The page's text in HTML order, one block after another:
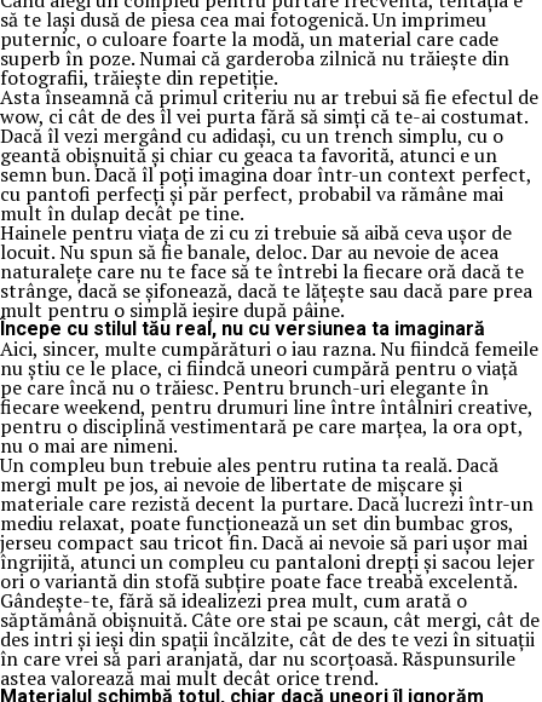
să te lași dusă de piesa cea mai fotogenică. Un imprimeu
puternic, o culoare foarte la modă, un material care cade
superb în poze. Numai că garderoba zilnică nu trăiește din
fotografii, trăiește din repetiție.
Asta înseamnă că primul criteriu nu ar trebui să fie efectul de
wow, ci cât de des îl vei purta fără să simți că te-ai costumat.
Dacă îl vezi mergând cu adidași, cu un trench simplu, cu o
geantă obișnuită și chiar cu geaca ta favorită, atunci e un
semn bun. Dacă îl poți imagina doar într-un context perfect,
cu pantofi perfecți și păr perfect, probabil va rămâne mai
mult în dulap decât pe tine.
Hainele pentru viața de zi cu zi trebuie să aibă ceva ușor de
locuit. Nu spun să fie banale, deloc. Dar au nevoie de acea
naturalețe care nu te face să te întrebi la fiecare oră dacă te
strânge, dacă se șifonează, dacă te lățește sau dacă pare prea
mult pentru o simplă ieșire după pâine.
Începe cu stilul tău real, nu cu versiunea ta imaginară
Aici, sincer, multe cumpărături o iau razna. Nu fiindcă femeile
nu știu ce le place, ci fiindcă uneori cumpără pentru o viață
pe care încă nu o trăiesc. Pentru brunch-uri elegante în
fiecare weekend, pentru drumuri line între întâlniri creative,
pentru o disciplină vestimentară pe care marțea, la ora opt,
nu o mai are nimeni.
Un compleu bun trebuie ales pentru rutina ta reală. Dacă
mergi mult pe jos, ai nevoie de libertate de mișcare și
materiale care rezistă decent la purtare. Dacă lucrezi într-un
mediu relaxat, poate funcționează un set din bumbac gros,
jerseu compact sau tricot fin. Dacă ai nevoie să pari ușor mai
îngrijită, atunci un compleu cu pantaloni drepți și sacou lejer
ori o variantă din stofă subțire poate face treabă excelentă.
Gândește-te, fără să idealizezi prea mult, cum arată o
săptămână obișnuită. Câte ore stai pe scaun, cât mergi, cât de
des intri și ieși din spații încălzite, cât de des te vezi în situații
în care vrei să pari aranjată, dar nu scorțoasă. Răspunsurile
astea valorează mai mult decât orice trend.
Materialul schimbă totul, chiar dacă uneori îl ignorăm